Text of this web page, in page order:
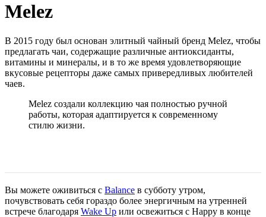
Melez
В 2015 году был основан элитный чайный бренд Melez, чтобы
предлагать чаи, содержащие различные антиоксиданты,
витамины и минералы, и в то же время удовлетворяющие
вкусовые рецепторы даже самых привередливых любителей
чаев.
Melez создали коллекцию чая полностью ручной
работы, которая адаптируется к современному
стилю жизни.
Вы можете оживиться с Balance в субботу утром,
почувствовать себя гораздо более энергичным на утренней
встрече благодаря Wake Up или освежиться с Happy в конце